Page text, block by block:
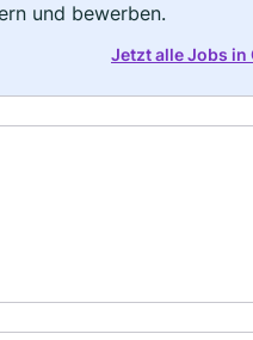
und bewerben.
Jetzt alle Jobs in